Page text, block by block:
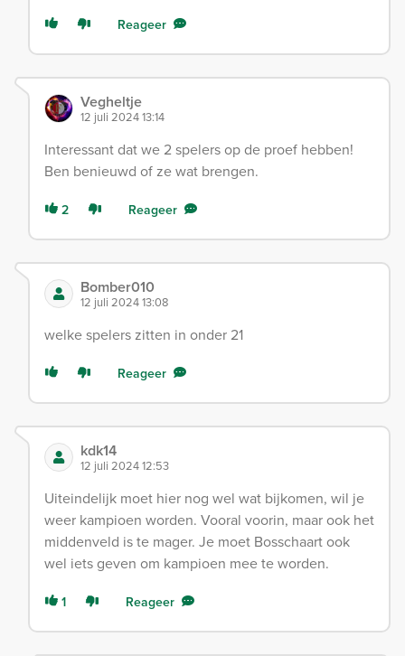
Reageer
Vegheltje
12 juli 2024 13:14
Interessant dat we 2 spelers op de proef hebben!
Ben benieuwd of ze wat brengen.
2 Reageer
Bomber010
12 juli 2024 13:08
welke spelers zitten in onder 21
Reageer
kdk14
12 juli 2024 12:53
Uiteindelijk moet hier nog wel wat bijkomen, wil je
weer kampioen worden. Vooral voorin, maar ook het
middenveld is te mager. Je moet Bosschaart ook
wel iets geven om kampioen mee te worden.
1 Reageer